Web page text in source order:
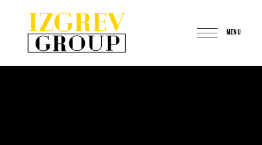
IzgrevGroup
MENU